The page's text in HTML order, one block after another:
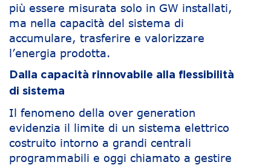
più essere misurata solo in GW installati,
ma nella capacità del sistema di
accumulare, trasferire e valorizzare
l’energia prodotta.
Dalla capacità rinnovabile alla flessibilità
di sistema
Il fenomeno della over generation
evidenzia il limite di un sistema elettrico
costruito intorno a grandi centrali
programmabili e oggi chiamato a gestire